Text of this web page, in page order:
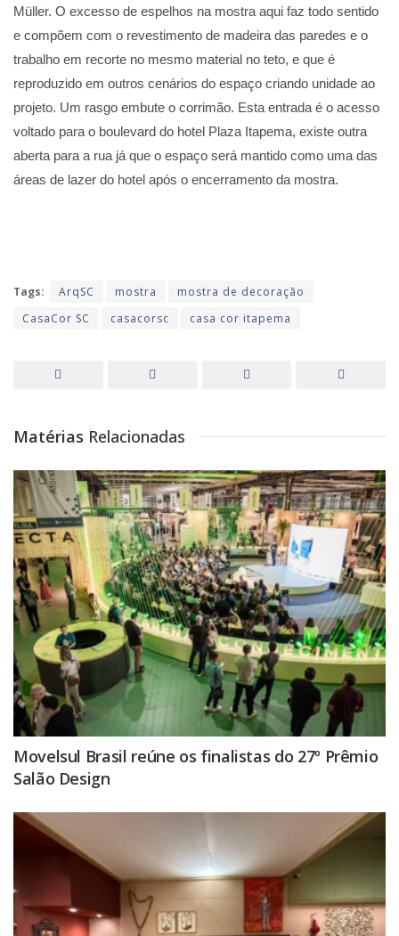
Müller. O excesso de espelhos na mostra aqui faz todo sentido
e compõem com o revestimento de madeira das paredes e o
trabalho em recorte no mesmo material no teto, e que é
reproduzido em outros cenários do espaço criando unidade ao
projeto. Um rasgo embute o corrimão. Esta entrada é o acesso
voltado para o boulevard do hotel Plaza Itapema, existe outra
aberta para a rua já que o espaço será mantido como uma das
áreas de lazer do hotel após o encerramento da mostra.
Tags: ArqSC mostra
mostra de decoração
CasaCor SC
casacorsc casa cor itapema
Matérias Relacionadas
Movelsul Brasil reúne os finalistas do 27º Prêmio
Salão Design